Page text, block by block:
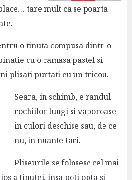
tare mult ca se poarta
o tinuta compusa dintr-o
cu o camasa pastel si
plisati purtati cu un tricou.
Seara, in schimb, e randul
rochiilor lungi si vaporoase,
in culori deschise sau, de ce
nu, in nuante tari.
Pliseurile se folosesc cel mai
a tinutei, insa poti opta si